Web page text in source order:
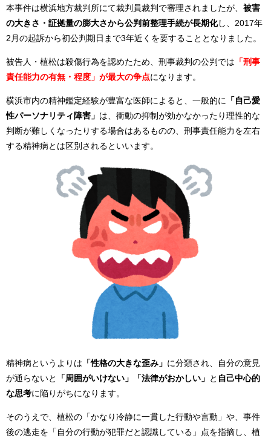
本事件は横浜地方裁判所にて裁判員裁判で審理されましたが、 被害
の大きさ・証拠量の膨大さから公判前整理手続が長期化し、2017年
2月の起訴から初公判期日まで3年近くを要することとなりました。
被告人・植松は殺傷行為を認めたため、刑事裁判の公判では 「刑事
責任能力の有無・程度」が最大の争点になります。
横浜市内の精神鑑定経験が豊富な医師によると、一般的に
「自己愛
性パーソナリティ障害」 は、衝動の抑制が効かなかったり理性的な
判断が難しくなったりする場合はあるものの、刑事責任能力を左右
する精神病とは区別されるといいます。
精神病というよりは 「性格の大きな歪み」 に分類され、自分の意見
が通らないと
「周囲がいけない」「法律がおかしい」 と 自己中心的
な思考に陥りがちになります。
そのうえで、植松の「かなり冷静に一貫した行動や言動」や、事件
後の逃走を「自分の行動が犯罪だと認識している」点を指摘し、植